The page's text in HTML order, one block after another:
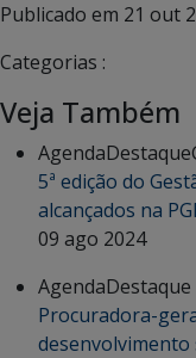
Publicado em 21 out
Categorias :
Veja Também
AgendaDestaque
5ª edição do
alcançados na
09 ago 2024
AgendaDestaque
Procuradora-